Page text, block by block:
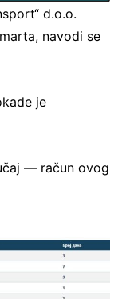
d.o.o.
navodi se
je
— račun ovog